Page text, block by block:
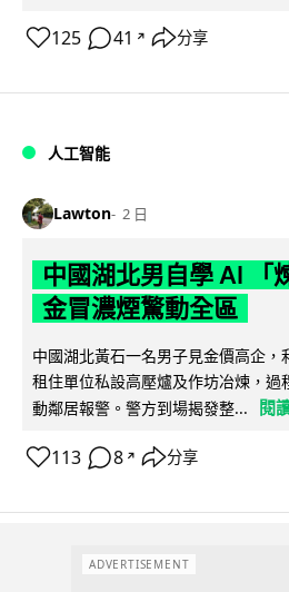
125 41 ↗ 分享
人工智能
Lawton 2 日
中國湖北男自學 AI 「
金冒濃煙驚動全區
中國湖北黃石一名男子見金價高企
租住單位私設高壓爐及作坊冶煉，過
動鄰居報警。警方到場揭發整...
閱
113 8 ↗ 分享
ADVERTISEMENT